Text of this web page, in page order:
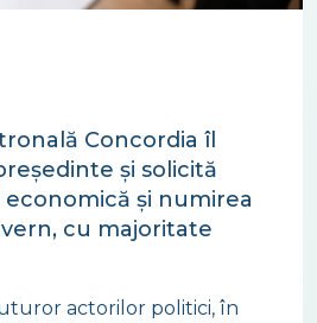
Concordia îl
și solicită
și numirea
cu majoritate
actorilor politici, în